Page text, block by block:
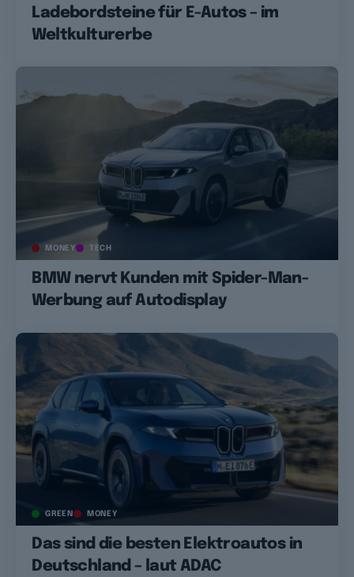
Ladebordsteine für E-Autos – im
Weltkulturerbe
MONEY TECH
BMW nervt Kunden mit Spider-Man-
Werbung auf Autodisplay
GREEN MONEY
Das sind die besten Elektroautos in
Deutschland – laut ADAC